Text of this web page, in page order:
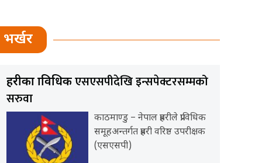
भर्खर
प्रहरीका प्राविधिकएसएसपीदेखि इन्सपेक्टरसम्मको
सरुवा
काठमाण्डु – नेपाल प्रहरीले प्राविधिक
समूहअन्तर्गत प्रहरी वरिष्ठ उपरीक्षक
(एसएसपी)